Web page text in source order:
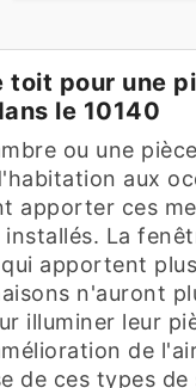
toit pour une
le 10140
ou une
aux
apporter ces
La
apportent
n'auront
illuminer leur
de
de ces types